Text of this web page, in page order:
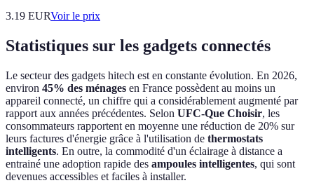
3.19 EURVoir le prix
Statistiques sur les gadgets connectés
Le secteur des gadgets hitech est en constante évolution. En 2026,
environ 45% des ménages en France possèdent au moins un
appareil connecté, un chiffre qui a considérablement augmenté par
rapport aux années précédentes. Selon UFC-Que Choisir, les
consommateurs rapportent en moyenne une réduction de 20% sur
leurs factures d'énergie grâce à l'utilisation de thermostats
intelligents. En outre, la commodité d'un éclairage à distance a
entrainé une adoption rapide des ampoules intelligentes, qui sont
devenues accessibles et faciles à installer.